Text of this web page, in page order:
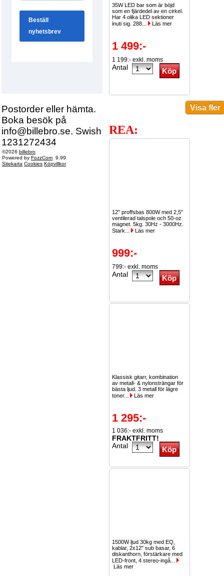
Postorder eller hämta.
Boka besök på
info@billebro.se. Swish
1231272434
©2026 billebro
Powered by FozzCom 9.99
Sitekarta Cookies Köpvillkor
35W LED bar som är böjd
som en fjärdedel av en cirkel.
Har 4 olika LED sektioner
inuti sig. 288...
Läs mer
1 499:-
1 199:- exkl. moms
Antal
REA:
12" proffsbas 800W med 2,5"
ventilerad talspole och 50-oz
magnet. 5kg. 30Hz - 3000Hz.
Stark...
Läs mer
999:-
799:- exkl. moms
Antal
Klassisk gitarr, kombination
av metall- & nylonsträngar för
bästa ljud. 3 metall för lägre
toner...
Läs mer
1 295:-
1 036:- exkl. moms
FRAKTFRITT!
Antal
1500W ljud 30kg med EQ,
kablar, 2x12" sub basar, 6
diskanthorn, förstärkare med
LED-front, 4 stereo-ingå...
Läs mer